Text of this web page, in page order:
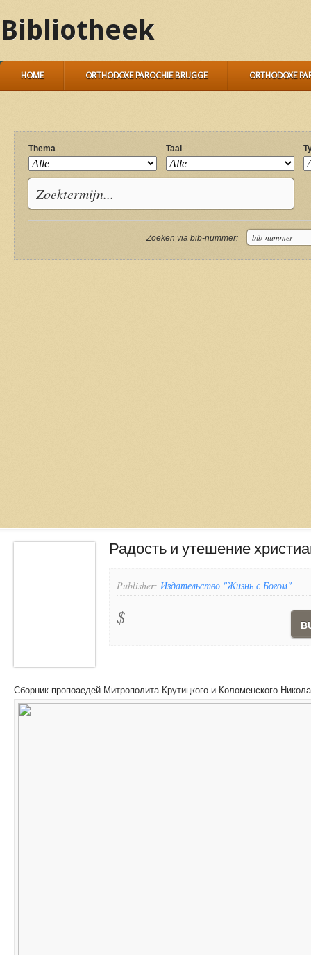
Bibliotheek
HOME ORTHODOXE PAROCHIE BRUGGE ORTHODOXE
Thema Taal
Zoeken via bib-nummer:
Радость и утешение
Publisher: Издательство "Жизнь с Богом"
$
Сборник пропоаедей Митрополита Крутицкого и Коломенского